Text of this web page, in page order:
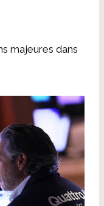
majeures dans